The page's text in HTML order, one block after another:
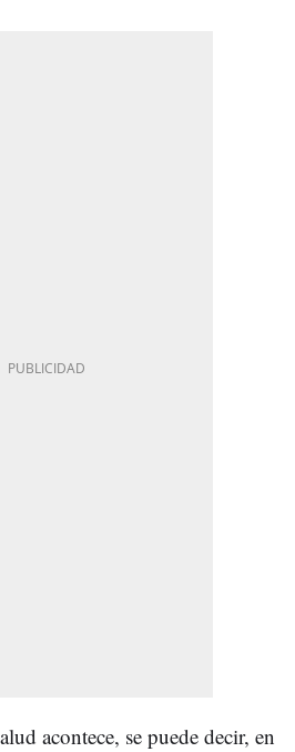
acontece, se puede decir, en